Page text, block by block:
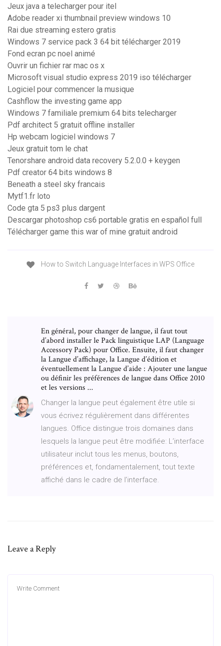
Jeux java a telecharger pour itel
Adobe reader xi thumbnail preview windows 10
Rai due streaming estero gratis
Windows 7 service pack 3 64 bit télécharger 2019
Fond ecran pc noel animé
Ouvrir un fichier rar mac os x
Microsoft visual studio express 2019 iso télécharger
Logiciel pour commencer la musique
Cashflow the investing game app
Windows 7 familiale premium 64 bits telecharger
Pdf architect 5 gratuit offline installer
Hp webcam logiciel windows 7
Jeux gratuit tom le chat
Tenorshare android data recovery 5.2.0.0 + keygen
Pdf creator 64 bits windows 8
Beneath a steel sky francais
Mytf1.fr loto
Code gta 5 ps3 plus dargent
Descargar photoshop cs6 portable gratis en español full
Télécharger game this war of mine gratuit android
How to Switch Language Interfaces in WPS Office
En général, pour changer de langue, il faut tout
d’abord installer le Pack linguistique LAP (Language
Accessory Pack) pour Office. Ensuite, il faut changer
la Langue d’affichage, la Langue d’édition et
éventuellement la Langue d’aide : Ajouter une langue
ou définir les préférences de langue dans Office 2010
et les versions ...
Changer la langue peut également être utile si
vous écrivez régulièrement dans différentes
langues. Office distingue trois domaines dans
lesquels la langue peut être modifiée: L’interface
utilisateur inclut tous les menus, boutons,
préférences et, fondamentalement, tout texte
affiché dans le cadre de l’interface.
Leave a Reply